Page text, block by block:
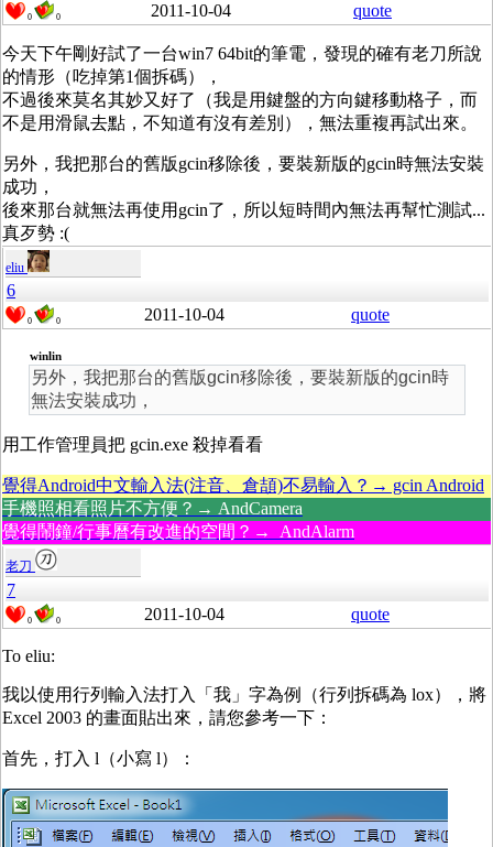
0 0 2011-10-04 quote
今天下午剛好試了一台win7 64bit的筆電，發現的確有老刀所說
的情形（吃掉第1個拆碼），
不過後來莫名其妙又好了（我是用鍵盤的方向鍵移動格子，而
不是用滑鼠去點，不知道有沒有差別），無法重複再試出來。
另外，我把那台的舊版gcin移除後，要裝新版的gcin時無法安裝
成功，
後來那台就無法再使用gcin了，所以短時間內無法再幫忙測試...
真歹勢 :(
eliu
6
0 0 2011-10-04 quote
winlin
另外，我把那台的舊版gcin移除後，要裝新版的gcin時
無法安裝成功，
用工作管理員把 gcin.exe 殺掉看看
覺得Android中文輸入法(注音、倉頡)不易輸入？→ gcin Android
手機照相看照片不方便？→ AndCamera
覺得鬧鐘/行事曆有改進的空間？→ AndAlarm
老刀
7
0 0 2011-10-04 quote
To eliu:
我以使用行列輸入法打入「我」字為例（行列拆碼為 lox），將
Excel 2003 的畫面貼出來，請您參考一下：
首先，打入 l（小寫 l）：